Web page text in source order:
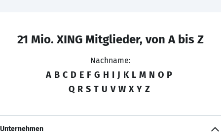
21 Mio. XING Mitglieder, von A bis Z
Nachname:
A B C D E F G H I J K L M N O P
Q R S T U V W X Y Z
Unternehmen